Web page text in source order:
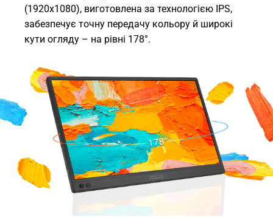
(1920x1080), виготовлена за технологією IPS,
забезпечує точну передачу кольору й широкі
кути огляду – на рівні 178°.